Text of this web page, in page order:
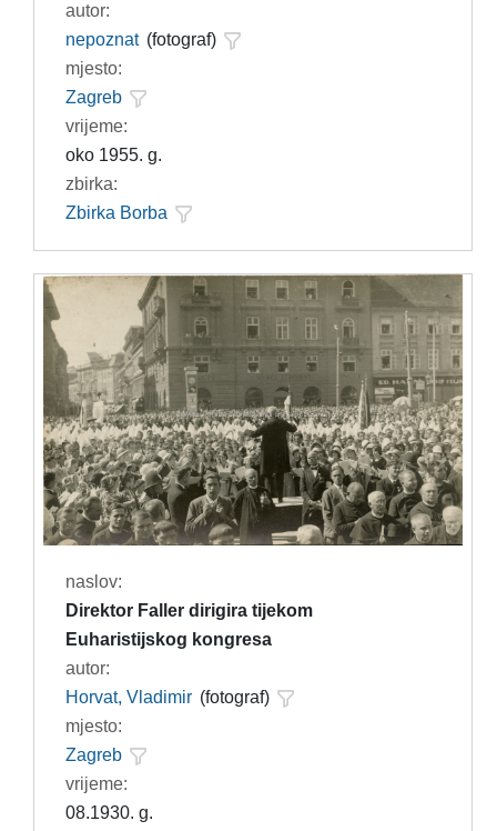
autor:
nepoznat (fotograf)
mjesto:
Zagreb
vrijeme:
oko 1955. g.
zbirka:
Zbirka Borba
naslov:
Direktor Faller dirigira tijekom
Euharistijskog kongresa
autor:
Horvat, Vladimir (fotograf)
mjesto:
Zagreb
vrijeme:
08.1930. g.